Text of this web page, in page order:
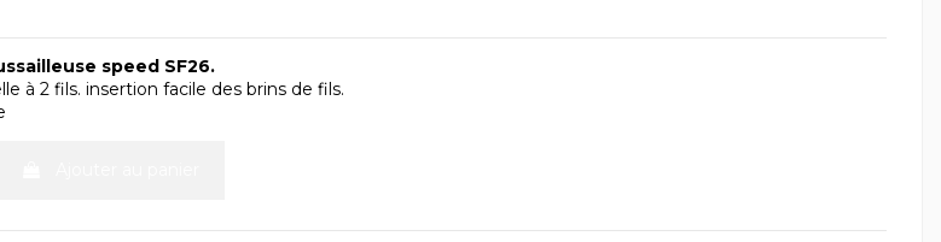
speed SF26.
à 2 fils. insertion facile des brins de fils.